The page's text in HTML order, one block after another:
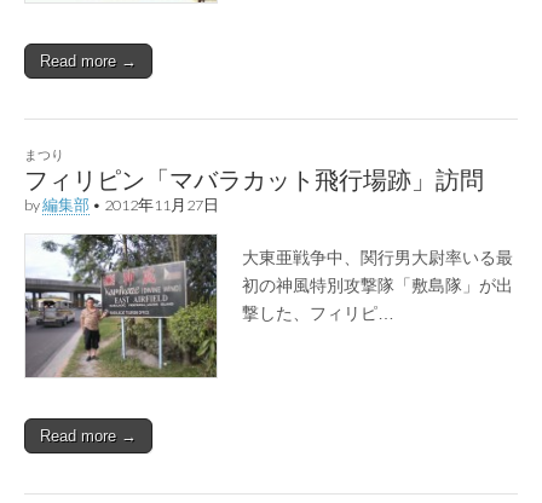
Read more →
まつり
フィリピン「マバラカット飛行場跡」訪問
by編集部 • 2012年11月27日
大東亜戦争中、関行男大尉率いる最
初の神風特別攻撃隊「敷島隊」が出
撃した、フィリピ…
Read more →